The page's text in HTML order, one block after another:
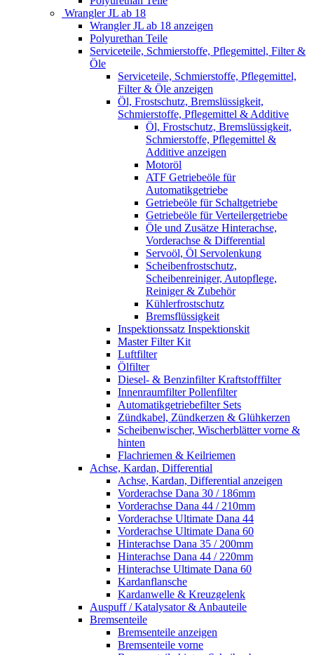
Wrangler JL ab 18
Wrangler JL ab 18 anzeigen
Polyurethan Teile
Serviceteile, Schmierstoffe, Pflegemittel, Filter &
Öle
Serviceteile, Schmierstoffe, Pflegemittel,
Filter & Öle anzeigen
Öl, Frostschutz, Bremslüssigkeit,
Schmierstoffe, Pflegemittel & Additive
Öl, Frostschutz, Bremslüssigkeit,
Schmierstoffe, Pflegemittel &
Additive anzeigen
Motoröl
ATF Getriebeöle für
Automatikgetriebe
Getriebeöle für Schaltgetriebe
Getriebeöle für Verteilergetriebe
Öle und Zusätze Hinterachse,
Vorderachse & Differential
Servoöl, Öl Servolenkung
Scheibenfrostschutz,
Scheibenreiniger, Autopflege,
Reiniger & Zubehör
Kühlerfrostschutz
Bremsflüssigkeit
Inspektionssatz Inspektionskit
Master Filter Kit
Luftfilter
Ölfilter
Diesel- & Benzinfilter Kraftstofffilter
Innenraumfilter Pollenfilter
Automatikgetriebefilter Sets
Zündkabel, Zündkerzen & Glühkerzen
Scheibenwischer, Wischerblätter vorne &
hinten
Flachriemen & Keilriemen
Achse, Kardan, Differential
Achse, Kardan, Differential anzeigen
Vorderachse Dana 30 / 186mm
Vorderachse Dana 44 / 210mm
Vorderachse Ultimate Dana 44
Vorderachse Ultimate Dana 60
Hinterachse Dana 35 / 200mm
Hinterachse Dana 44 / 220mm
Hinterachse Ultimate Dana 60
Kardanflansche
Kardanwelle & Kreuzgelenk
Auspuff / Katalysator & Anbauteile
Bremsenteile
Bremsenteile anzeigen
Bremsenteile vorne